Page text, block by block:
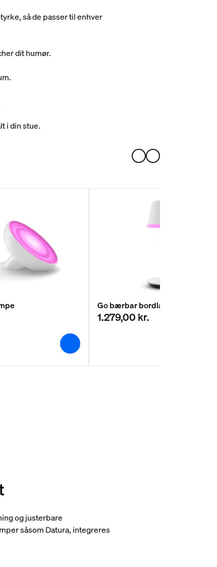
så de passer til enhver
dit humør.
i din stue.
Go bærbar bordlampe
1.279,00 kr.
og justerbare
såsom Datura, integreres